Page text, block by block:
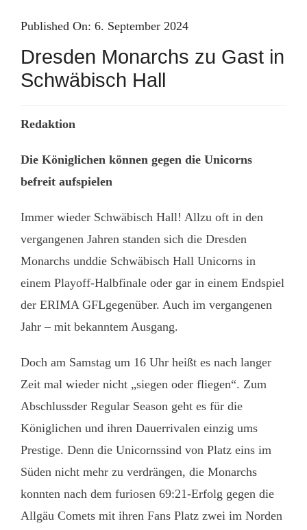
content
Published On: 6. September 2024
Dresden Monarchs zu Gast in
Schwäbisch Hall
Redaktion
Die Königlichen können gegen die Unicorns
befreit aufspielen
Immer wieder Schwäbisch Hall! Allzu oft in den
vergangenen Jahren standen sich die Dresden
Monarchs unddie Schwäbisch Hall Unicorns in
einem Playoff-Halbfinale oder gar in einem Endspiel
der ERIMA GFLgegenüber. Auch im vergangenen
Jahr – mit bekanntem Ausgang.
Doch am Samstag um 16 Uhr heißt es nach langer
Zeit mal wieder nicht „siegen oder fliegen“. Zum
Abschlussder Regular Season geht es für die
Königlichen und ihren Dauerrivalen einzig ums
Prestige. Denn die Unicornssind von Platz eins im
Süden nicht mehr zu verdrängen, die Monarchs
konnten nach dem furiosen 69:21-Erfolg gegen die
Allgäu Comets mit ihren Fans Platz zwei im Norden